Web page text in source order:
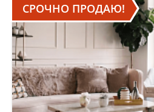
СРОЧНО ПРОДАЮ!